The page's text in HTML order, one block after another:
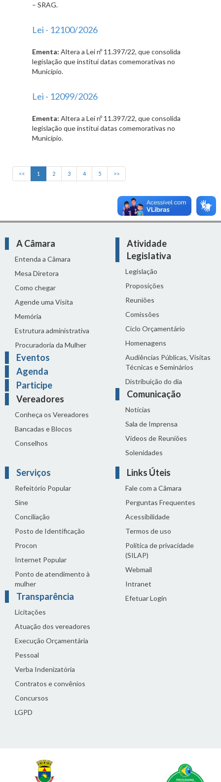
– SRAG.
Lei - 12100/2026
Ementa: Altera a Lei nº 11.397/22, que consolida
legislação que institui datas comemorativas no
Município.
Lei - 12099/2026
Ementa: Altera a Lei nº 11.397/22, que consolida
legislação que institui datas comemorativas no
Município.
<< 1 2 3 4 5 >>
A Câmara
Entenda a Câmara
Mesa Diretora
Como chegar
Agende uma Visita
Memória
Estrutura administrativa
Procuradoria da Mulher
Eventos
Agenda
Participe
Vereadores
Conheça os Vereadores
Bancadas e Blocos
Conselhos
Atividade
Legislativa
Legislação
Proposições
Reuniões
Comissões
Ciclo Orçamentário
Homenagens
Audiências Públicas, Visitas
Técnicas e Seminários
Distribuição do dia
Comunicação
Notícias
Sala de Imprensa
Vídeos de Reuniões
Solenidades
Serviços
Refeitório Popular
Sine
Conciliação
Posto de Identificação
Procon
Internet Popular
Ponto de atendimento à
mulher
Transparência
Licitações
Atuação dos vereadores
Execução Orçamentária
Pessoal
Verba Indenizatória
Contratos e convênios
Concursos
LGPD
Links Úteis
Fale com a Câmara
Perguntas Frequentes
Acessibilidade
Termos de uso
Política de privacidade
(SILAP)
Webmail
Intranet
Efetuar Login